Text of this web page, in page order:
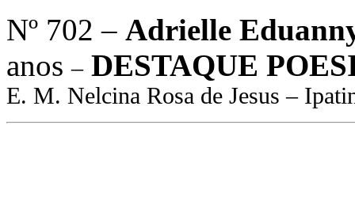
Nº 702 – Adrielle
anos– DESTAQUE
E. M. Nelcina Rosa de Jesus –